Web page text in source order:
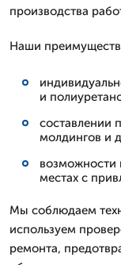
производства
Наши
и
составлении
молдингов и
возможности
местах с
Мы соблюдаем
используем
ремонта,